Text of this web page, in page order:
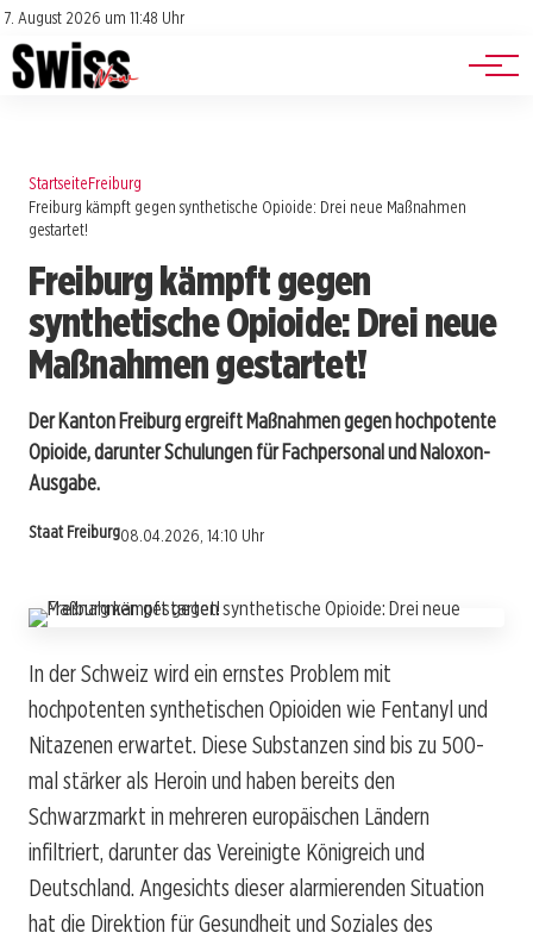
7. August 2026 um 11:48 Uhr
Impressum
Datenschutz
Jobs
Events
StartseiteFreiburg
Freiburg kämpft gegen synthetische Opioide: Drei neue Maßnahmen
gestartet!
Freiburg kämpft gegen
synthetische Opioide: Drei neue
Maßnahmen gestartet!
Der Kanton Freiburg ergreift Maßnahmen gegen hochpotente
Opioide, darunter Schulungen für Fachpersonal und Naloxon-
Ausgabe.
Staat Freiburg08.04.2026, 14:10 Uhr
In der Schweiz wird ein ernstes Problem mit
hochpotenten synthetischen Opioiden wie Fentanyl und
Nitazenen erwartet. Diese Substanzen sind bis zu 500-
mal stärker als Heroin und haben bereits den
Schwarzmarkt in mehreren europäischen Ländern
infiltriert, darunter das Vereinigte Königreich und
Deutschland. Angesichts dieser alarmierenden Situation
hat die Direktion für Gesundheit und Soziales des